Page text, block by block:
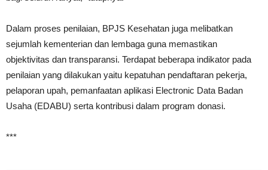
Dalam proses penilaian, BPJS Kesehatan juga melibatkan
sejumlah kementerian dan lembaga guna memastikan
objektivitas dan transparansi. Terdapat beberapa indikator pada
penilaian yang dilakukan yaitu kepatuhan pendaftaran pekerja,
pelaporan upah, pemanfaatan aplikasi Electronic Data Badan
Usaha (EDABU) serta kontribusi dalam program donasi.
***